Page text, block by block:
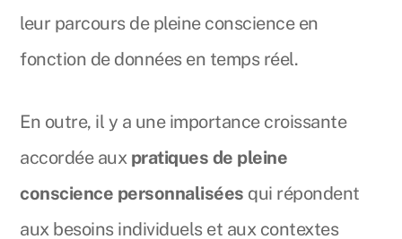
leur parcours de pleine conscience en
fonction de données en temps réel.
En outre, il y a une importance croissante
accordée aux pratiques de pleine
conscience personnalisées qui répondent
aux besoins individuels et aux contextes